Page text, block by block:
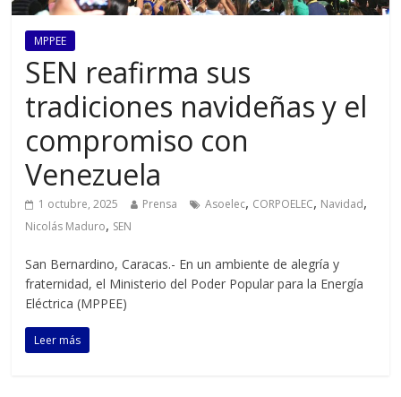
MPPEE
SEN reafirma sus
tradiciones navideñas y el
compromiso con
Venezuela
1 octubre, 2025 Prensa Asoelec, CORPOELEC, Navidad,
Nicolás Maduro, SEN
San Bernardino, Caracas.- En un ambiente de alegría y
fraternidad, el Ministerio del Poder Popular para la Energía
Eléctrica (MPPEE)
Leer más